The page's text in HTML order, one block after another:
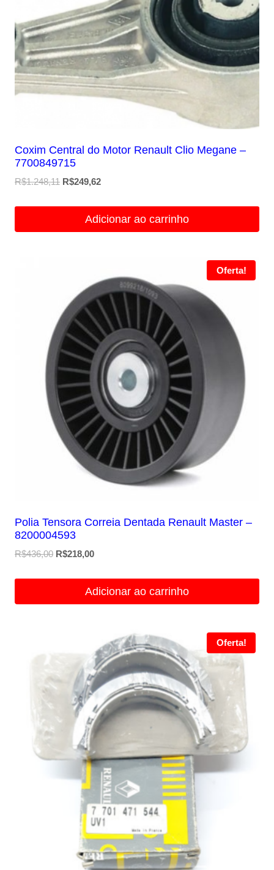
Coxim Central do Motor Renault Clio Megane –
7700849715
R$1.248,11 O
R$249,62O
é:
Adicionar ao carrinho
Oferta!
Polia Tensora Correia Dentada Renault Master –
8200004593
R$436,00 O
R$218,00O
é:
Adicionar ao carrinho
Oferta!